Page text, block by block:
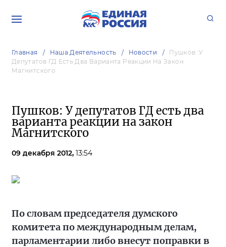
Главная Наша Деятельность Новости
Пушков: У
Депутатов ГД Есть Два Варианта Реакции На Закон
Магнитского
Пушков: У депутатов ГД есть два
варианта реакции на закон
Магнитского
09 декабря 2012, 13:54
По словам председателя думского
комитета по международным делам,
парламентарии либо внесут поправки в